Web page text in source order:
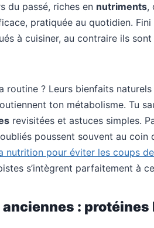
du passé, riches en nutriments,
pratiquée au quotidien.
à cuisiner, au contraire ils sont
routine ? Leurs bienfaits
ton métabolisme. Tu
revisitées et astuces simples.
poussent souvent au coin
nutrition pour éviter les coups
s’intègrent parfaitement à
: